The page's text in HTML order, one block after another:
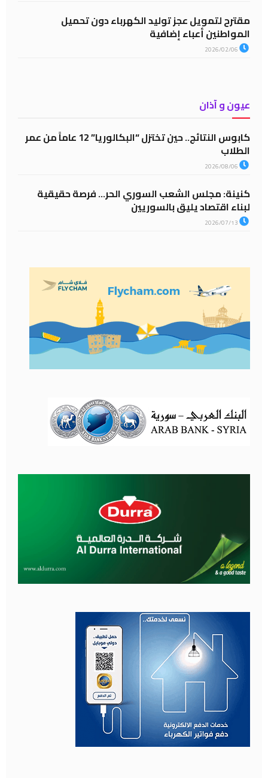
مقترح لتمويل عجز توليد الكهرباء دون تحميل
المواطنين أعباء إضافية
عيون و آذان
كابوس النتائج.. حين تختزل “البكالوريا” 12 عاماً من عمر
الطلاب
كنينة: مجلس الشعب السوري الحر… فرصة حقيقية
لبناء اقتصاد يليق بالسوريين